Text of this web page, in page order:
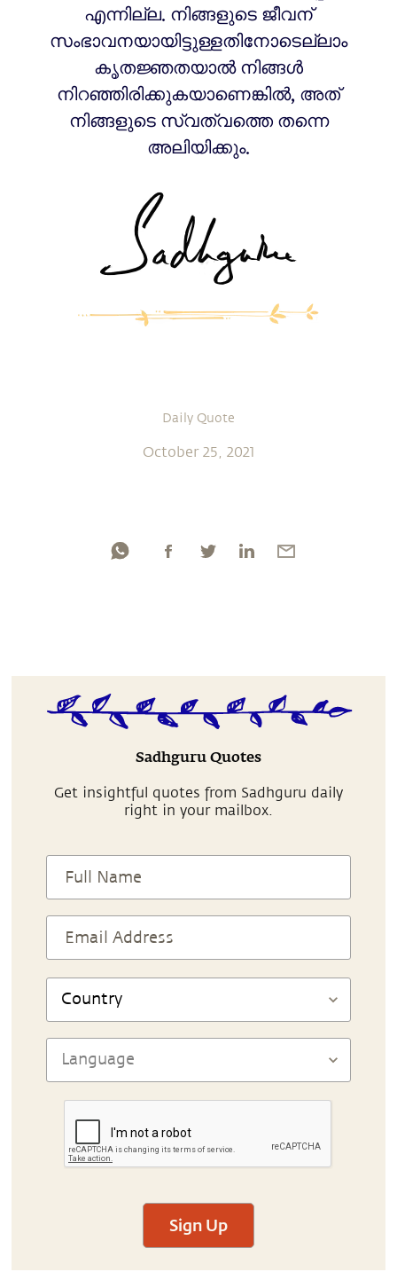
എന്നില്ല. നിങ്ങളുടെ ജീവന്
സംഭാവനയായിട്ടുള്ളതിനോടെല്ലാം
കൃതജ്ഞതയാൽ നിങ്ങൾ
നിറഞ്ഞിരിക്കുകയാണെങ്കിൽ, അത്
നിങ്ങളുടെ സ്വത്വത്തെ തന്നെ
അലിയിക്കും.
Daily Quote
October 25, 2021
Sadhguru Quotes
Get insightful quotes from Sadhguru daily
right in your mailbox.
Sign Up